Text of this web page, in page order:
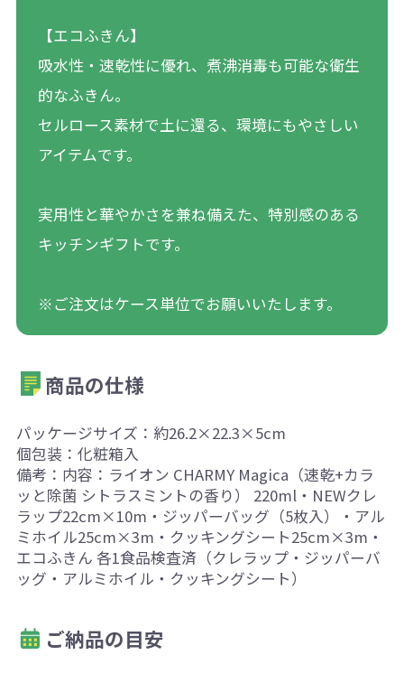
【エコふきん】
吸水性・速乾性に優れ、煮沸消毒も可能な衛生
的なふきん。
セルロース素材で土に還る、環境にもやさしい
アイテムです。
実用性と華やかさを兼ね備えた、特別感のある
キッチンギフトです。
※ご注文はケース単位でお願いいたします。
商品の仕様
パッケージサイズ：約26.2×22.3×5cm
個包装：化粧箱入
備考：内容：ライオン CHARMY Magica（速乾+カラ
ッと除菌 シトラスミントの香り） 220ml・NEWクレ
ラップ22cm×10m・ジッパーバッグ（5枚入）・アル
ミホイル25cm×3m・クッキングシート25cm×3m・
エコふきん 各1食品検査済（クレラップ・ジッパーバ
ッグ・アルミホイル・クッキングシート）
ご納品の目安